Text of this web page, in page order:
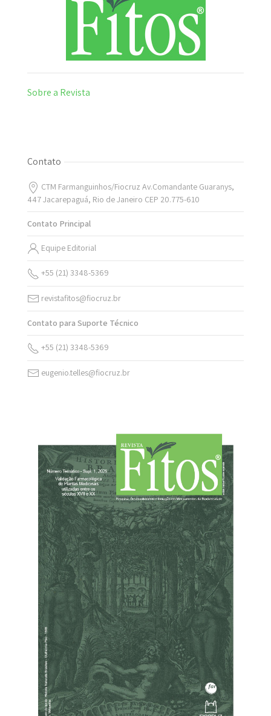
Sobre a Revista
Contato
CTM Farmanguinhos/Fiocruz Av.Comandante Guaranys,
447 Jacarepaguá, Rio de Janeiro CEP 20.775-610
Contato Principal
Equipe Editorial
+55 (21) 3348-5369
revistafitos@fiocruz.br
Contato para Suporte Técnico
+55 (21) 3348-5369
eugenio.telles@fiocruz.br